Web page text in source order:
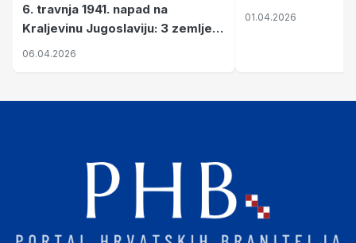
6. travnja 1941. napad na
Kraljevinu Jugoslaviju: 3 zemlje
nastale njenim raspadom
06.04.2026
01.04.2026